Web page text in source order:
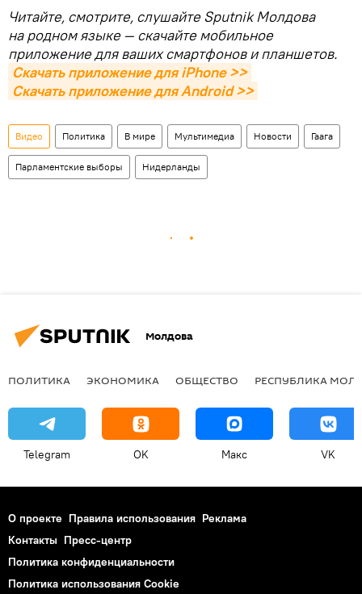
Читайте, смотрите, слушайте Sputnik Молдова
на родном языке — скачайте мобильное
приложение для ваших смартфонов и планшетов.
Скачать приложение для iPhone >>
Скачать приложение для Android >>
Видео Политика В мире Мультимедиа Новости Гаага
Парламентские выборы Нидерланды
Молдова
ПОЛИТИКА ЭКОНОМИКА ОБЩЕСТВО РЕСПУБЛИКА
Telegram OK Макс VK
О проекте Правила использования Реклама
Контакты Пресс-центр
Политика конфиденциальности
Политика использования Cookie